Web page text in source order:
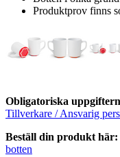
Produktprov finns
Obligatoriska
Tillverkare / Ansvarig
Beställ din produkt här:
botten